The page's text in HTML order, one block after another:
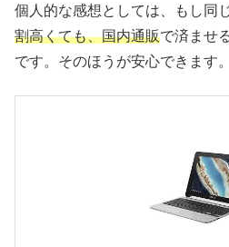
個人的な感想としては、もし同
割高くても、国内通販で済ませ
です。そのほうが安心できます。